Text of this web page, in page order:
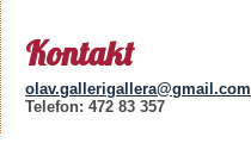
Kontakt
olav.gallerigallera@gmail.com
Telefon: 472 83 357